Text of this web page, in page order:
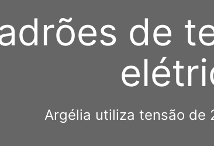
de
Argélia utiliza tensão de